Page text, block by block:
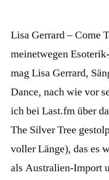
Lisa Gerrard – Come
meinetwegen
mag Lisa Gerrard,
Dance, nach wie vor
ich bei Last.fm über
The Silver Tree
voller Länge), das es
als Australien-Import